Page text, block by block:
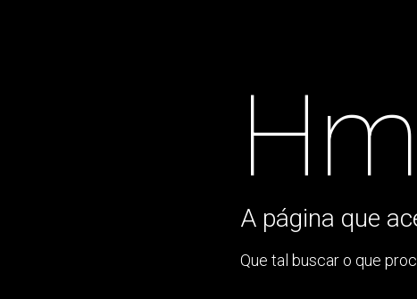
A página que
Que tal buscar o que